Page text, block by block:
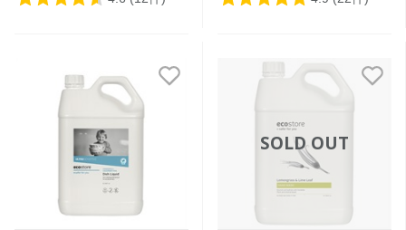
SOLD OUT